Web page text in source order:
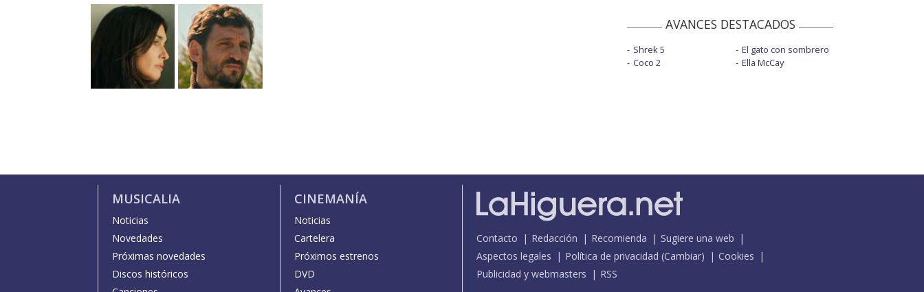
AVANCES DESTACADOS
Shrek 5
Coco 2
El gato con sombrero
Ella McCay
MUSICALIA
Noticias
Novedades
Próximas novedades
Discos históricos
CINEMANÍA
Noticias
Cartelera
Próximos estrenos
DVD
Contacto Redacción Recomienda
Sugiere una web
Aspectos legales
Política de privacidad (Cambiar)
Cookies
Publicidad y webmasters
RSS